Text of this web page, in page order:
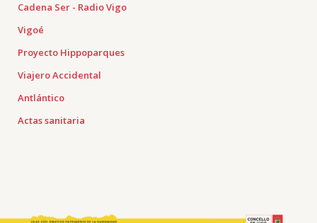
Cadena Ser - Radio Vigo
Vigoé
Proyecto Hippoparques
Viajero Accidental
Antlántico
Actas sanitaria